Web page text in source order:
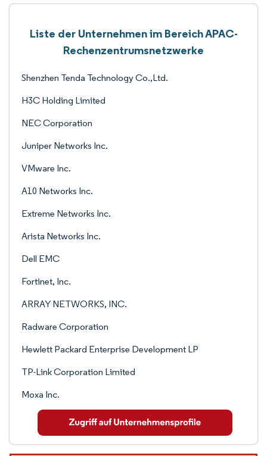
Liste der Unternehmen im Bereich APAC-
Rechenzentrumsnetzwerke
Shenzhen Tenda Technology Co.,Ltd.
H3C Holding Limited
NEC Corporation
Juniper Networks Inc.
VMware Inc.
A10 Networks Inc.
Extreme Networks Inc.
Arista Networks Inc.
Dell EMC
Fortinet, Inc.
ARRAY NETWORKS, INC.
Radware Corporation
Hewlett Packard Enterprise Development LP
TP-Link Corporation Limited
Moxa Inc.